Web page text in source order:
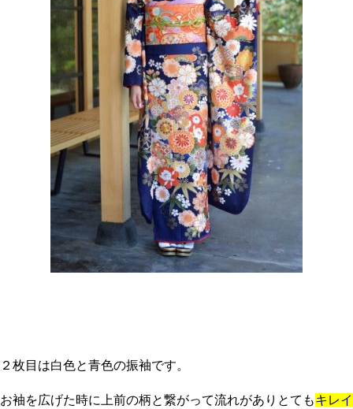
２枚目は白色と青色の振袖です。
お袖を広げた時に上前の柄と繋がって流れがありとてもキレイ